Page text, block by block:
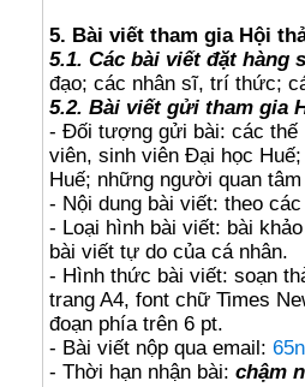
5. Bài viết tham gia Hội
5.1. Các bài viết đặt hàng s
đạo; các nhân sĩ, trí thức;
5.2. Bài viết gửi tham gia
- Đối tượng gửi bài: các thế
viên, sinh viên Đại học
Huế; những người quan
- Nội dung bài viết: theo
- Loại hình bài viết: bài
bài viết tự do của cá nhân.
- Hình thức bài viết: soạn
trang A4, font chữ Times
đoạn phía trên 6 pt.
- Bài viết nộp qua email:
- Thời hạn nhận bài: chậm